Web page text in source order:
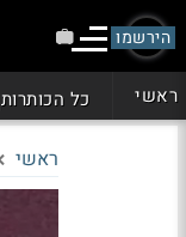
הירשמו
ראשי כל הכותרות
ראשי